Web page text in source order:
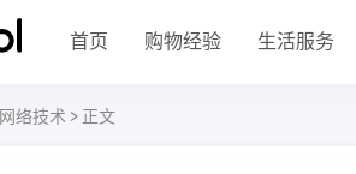
首页 购物经验 生活服务
网络技术 > 正文